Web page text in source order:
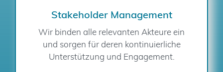
Stakeholder Management
Wir binden alle relevanten Akteure ein
und sorgen für deren kontinuierliche
Unterstützung und Engagement.